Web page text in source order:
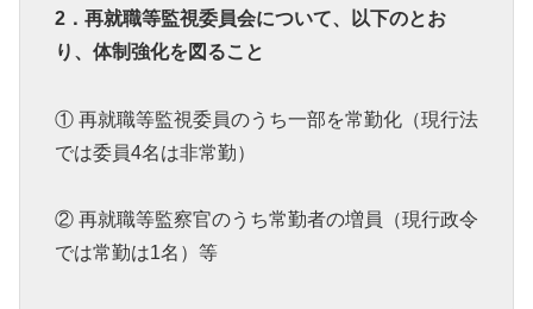
2．再就職等監視委員会について、以下のとお
り、体制強化を図ること
① 再就職等監視委員のうち一部を常勤化（現行法
では委員4名は非常勤）
② 再就職等監察官のうち常勤者の増員（現行政令
では常勤は1名）等